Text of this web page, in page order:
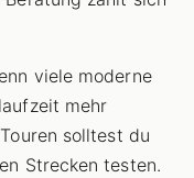
viele moderne
mehr
solltest du
Strecken testen.